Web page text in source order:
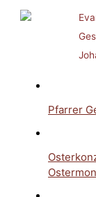
Pfarrer